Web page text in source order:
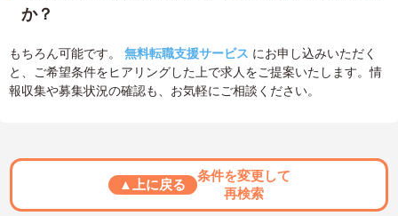
か？
もちろん可能です。 無料転職支援サービス にお申し込みいただく
と、ご希望条件をヒアリングした上で求人をご提案いたします。情
報収集や募集状況の確認も、お気軽にご相談ください。
▲上に戻る
条件を変更して
再検索